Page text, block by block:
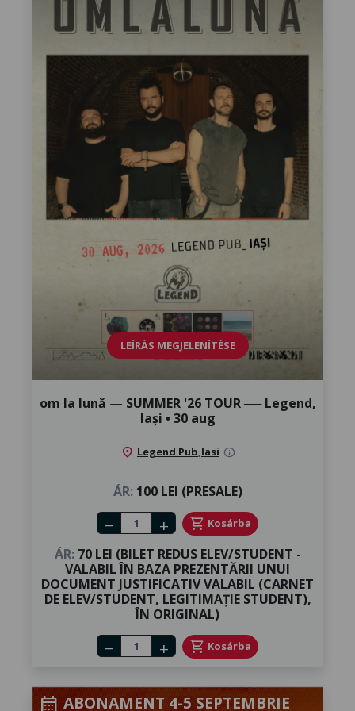
LEÍRÁS MEGJELENÍTÉSE
om la lună — ​SUMMER '26 TOUR ── Legend,
Iași ​• 30 aug
location_on Legend Pub,Iasi info
ÁR:100 LEI (PRESALE)
Number of tickets
remove add shopping_cart Kosárba
ÁR:70 LEI (BILET REDUS ELEV/STUDENT -
VALABIL ÎN BAZA PREZENTĂRII UNUI
DOCUMENT JUSTIFICATIV VALABIL (CARNET
DE ELEV/STUDENT, LEGITIMAȚIE STUDENT),
ÎN ORIGINAL)
Number of tickets
remove add shopping_cart Kosárba
calendar_month ABONAMENT 4-5 SEPTEMBRIE